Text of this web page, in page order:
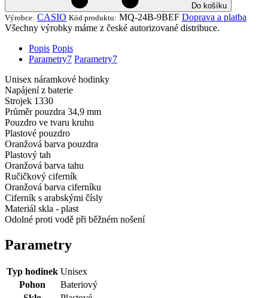
Do košíku
Výrobce: CASIO Kód produktu: MQ-24B-9BEF Doprava a platba
Všechny výrobky máme z české autorizované distribuce.
Popis Popis
Parametry7 Parametry7
Unisex náramkové hodinky
Napájení z baterie
Strojek 1330
Průměr pouzdra 34,9 mm
Pouzdro ve tvaru kruhu
Plastové pouzdro
Oranžová barva pouzdra
Plastový tah
Oranžová barva tahu
Ručičkový ciferník
Oranžová barva ciferníku
Ciferník s arabskými čísly
Materiál skla - plast
Odolné proti vodě při běžném nošení
Parametry
Typ hodinek Unisex
Pohon
Bateriový